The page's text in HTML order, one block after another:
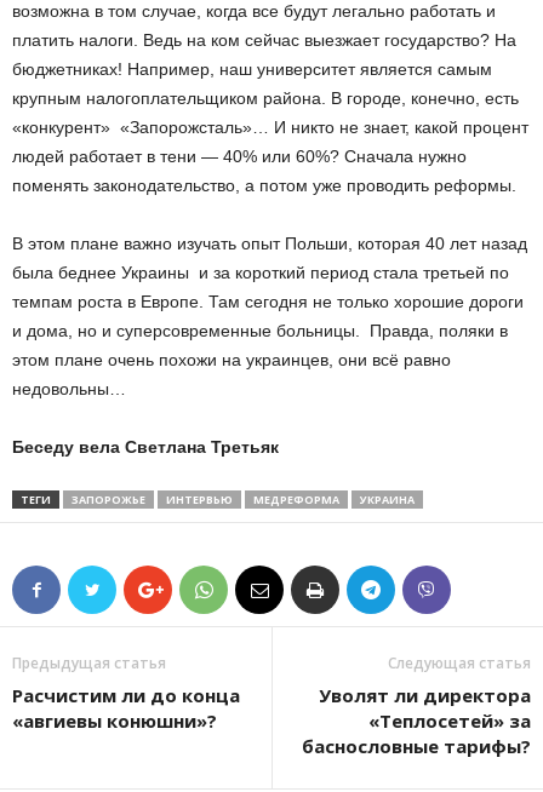
возможна в том случае, когда все будут легально работать и
платить налоги. Ведь на ком сейчас выезжает государство? На
бюджетниках! Например, наш университет является самым
крупным налогоплательщиком района. В городе, конечно, есть
«конкурент» ­ «Запорожсталь»… И никто не знает, какой процент
людей работает в тени — 40% или 60%? Сначала нужно
поменять законодательство, а потом уже проводить реформы.
В этом плане важно изучать опыт Польши, которая 40 лет назад
была беднее Украины и за короткий период стала третьей по
темпам роста в Европе. Там сегодня не только хорошие дороги
и дома, но и суперсовременные больницы. Правда, поляки в
этом плане очень похожи на украинцев, они всё равно
недовольны…
Беседу вела Светлана Третьяк
ТЕГИ ЗАПОРОЖЬЕ ИНТЕРВЬЮ МЕДРЕФОРМА УКРАИНА
Предыдущая статья
Расчистим ли до конца
«авгиевы конюшни»?
Следующая статья
Уволят ли директора
«Теплосетей» за
баснословные тарифы?